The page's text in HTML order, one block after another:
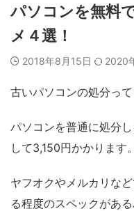
パソコンを無料
メ４選！
2018年8月15日 2020
古いパソコンの処分っ
パソコンを普通に処分
して3,150円かかります
ヤフオクやメルカリな
る程度のスペックがあ